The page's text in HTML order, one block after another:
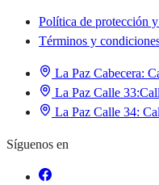
Política de protección
Términos y
La Paz Cabecera:
La Paz Calle 33:
La Paz Calle 34:
Síguenos en